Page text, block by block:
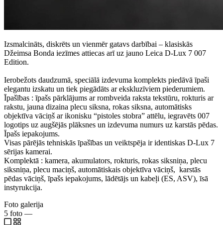
Izsmalcināts, diskrēts un vienmēr gatavs darbībai – klasiskās
Džeimsa Bonda iezīmes attiecas arī uz jauno Leica D-Lux 7 007
Edition.
Ierobežots daudzumā, speciālā izdevuma komplekts piedāvā īpaši
elegantu izskatu un tiek piegādāts ar ekskluzīviem piederumiem.
Īpašības : īpašs pārklājums ar rombveida raksta tekstūru, rokturis ar
rakstu, jauna dizaina plecu siksna, rokas siksna, automātisks
objektīva vāciņš ar ikonisku “pistoles stobra” attēlu, iegravēts 007
logotips uz augšējās plāksnes un izdevuma numurs uz karstās pēdas.
Īpašs iepakojums.
Visas pārējās tehniskās īpašības un veiktspēja ir identiskas D-Lux 7
sērijas kamerai.
Komplektā : kamera, akumulators, rokturis, rokas siksniņa, plecu
siksniņa, plecu maciņš, automātiskais objektīva vāciņš, karstās
pēdas vāciņš, īpašs iepakojums, lādētājs un kabeļi (ES, ASV), īsā
instyrukcija.
Foto galerija
5 foto —